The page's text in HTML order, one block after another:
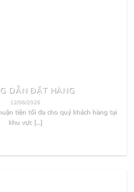
DẪN ĐẶT HÀNG
12/06/2026
tiện tối đa cho quý khách hàng tại
khu vực [...]